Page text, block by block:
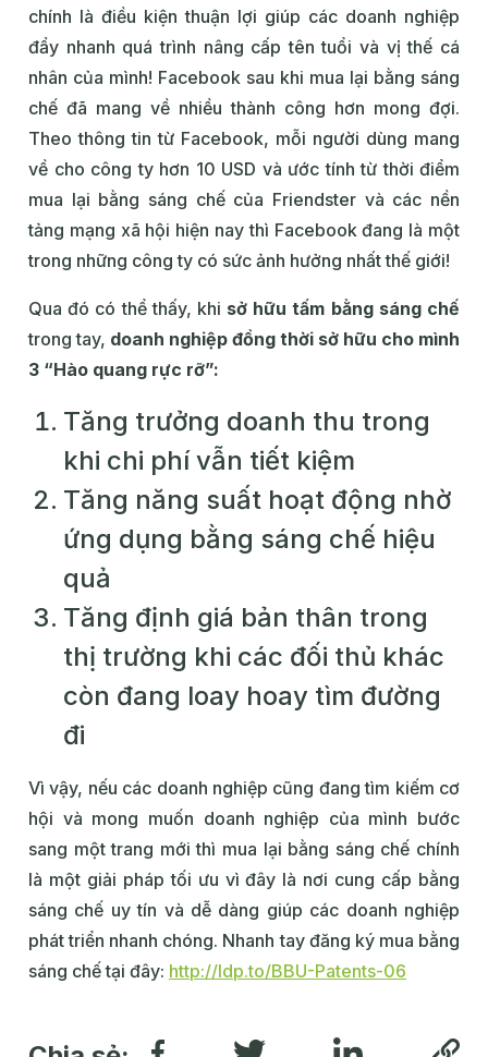
chính là điều kiện thuận lợi giúp các doanh nghiệp
đẩy nhanh quá trình nâng cấp tên tuổi và vị thế cá
nhân của mình! Facebook sau khi mua lại bằng sáng
chế đã mang về nhiều thành công hơn mong đợi.
Theo thông tin từ Facebook, mỗi người dùng mang
về cho công ty hơn 10 USD và ước tính từ thời điểm
mua lại bằng sáng chế của Friendster và các nền
tảng mạng xã hội hiện nay thì Facebook đang là một
trong những công ty có sức ảnh hưởng nhất thế giới!
Qua đó có thể thấy, khi sở hữu tấm bằng sáng chế
trong tay, doanh nghiệp đồng thời sở hữu cho mình
3 “Hào quang rực rỡ”:
Tăng trưởng doanh thu trong
khi chi phí vẫn tiết kiệm
Tăng năng suất hoạt động nhờ
ứng dụng bằng sáng chế hiệu
quả
Tăng định giá bản thân trong
thị trường khi các đối thủ khác
còn đang loay hoay tìm đường
đi
Vì vậy, nếu các doanh nghiệp cũng đang tìm kiếm cơ
hội và mong muốn doanh nghiệp của mình bước
sang một trang mới thì mua lại bằng sáng chế chính
là một giải pháp tối ưu vì đây là nơi cung cấp bằng
sáng chế uy tín và dễ dàng giúp các doanh nghiệp
phát triển nhanh chóng. Nhanh tay đăng ký mua bằng
sáng chế tại đây: http://ldp.to/BBU-Patents-06